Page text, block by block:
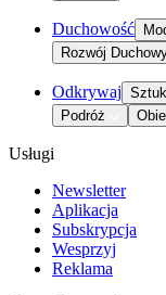
Duchowość
Rozwój
Odkrywaj
Podróż
Usługi
Newsletter
Aplikacja
Subskrypcja
Wesprzyj
Reklama